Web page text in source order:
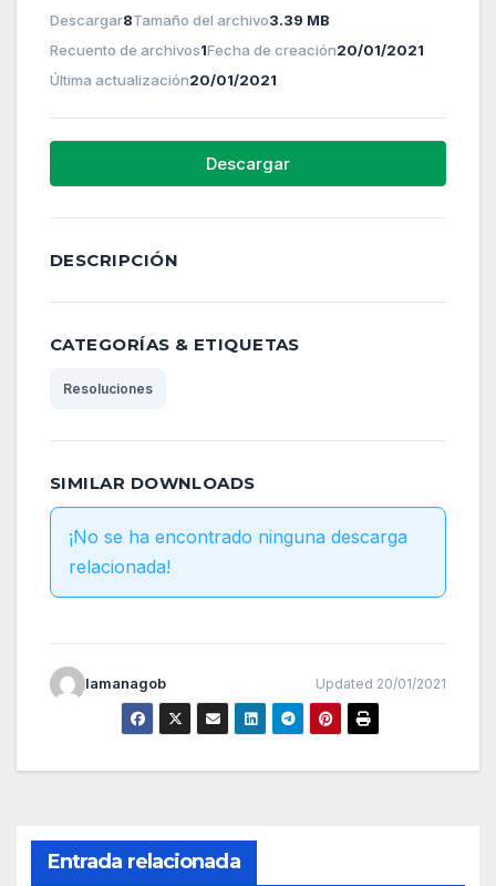
Descargar8Tamaño del archivo3.39 MB
Recuento de archivos1Fecha de creación20/01/2021
Última actualización20/01/2021
Descargar
DESCRIPCIÓN
CATEGORÍAS & ETIQUETAS
Resoluciones
SIMILAR DOWNLOADS
¡No se ha encontrado ninguna descarga
relacionada!
lamanagob Updated 20/01/2021
Entrada relacionada